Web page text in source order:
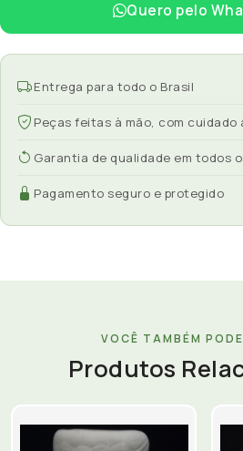
Quero pelo
Entrega para todo o Brasil
Peças feitas à mão, com cuidado
Garantia de qualidade em todos
Pagamento seguro e protegido
VOCÊ TAMBÉM
Produtos